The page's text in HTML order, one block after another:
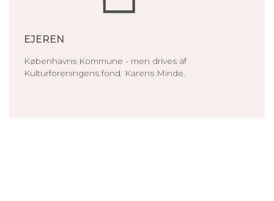
EJEREN
Københavns Kommune - men drives af
Kulturforeningens fond. Karens Minde.